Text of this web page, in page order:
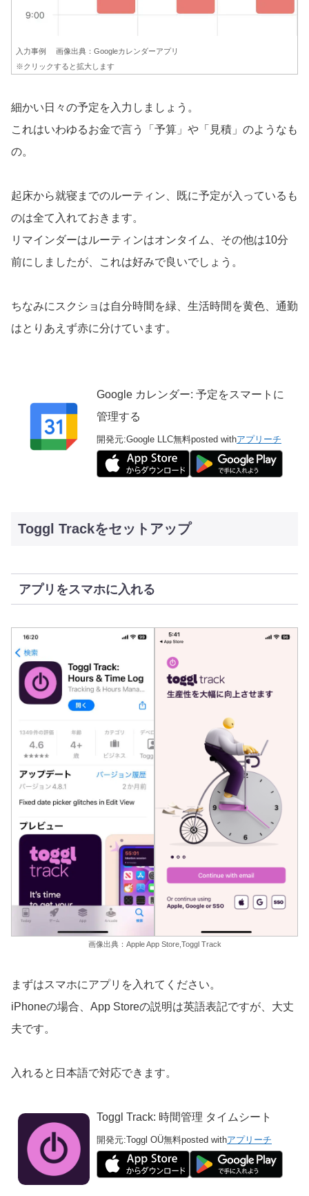
入力事例 画像出典：Googleカレンダーアプリ
※クリックすると拡大します
細かい日々の予定を入力しましょう。
これはいわゆるお金で言う「予算」や「見積」のようなも
の。
起床から就寝までのルーティン、既に予定が入っているも
のは全て入れておきます。
リマインダーはルーティンはオンタイム、その他は10分
前にしましたが、これは好みで良いでしょう。
ちなみにスクショは自分時間を緑、生活時間を黄色、通勤
はとりあえず赤に分けています。
Google カレンダー: 予定をスマートに
管理する
開発元:Google LLC無料posted withアプリーチ
Toggl Trackをセットアップ
アプリをスマホに入れる
画像出典：Apple App Store,Toggl Track
まずはスマホにアプリを入れてください。
iPhoneの場合、App Storeの説明は英語表記ですが、大丈
夫です。
入れると日本語で対応できます。
Toggl Track: 時間管理 タイムシート
開発元:Toggl OÜ無料posted withアプリーチ